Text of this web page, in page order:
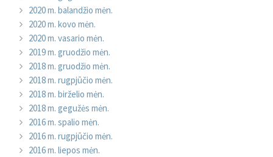
2020 m. balandžio mėn.
2020 m. kovo mėn.
2020 m. vasario mėn.
2019 m. gruodžio mėn.
2018 m. gruodžio mėn.
2018 m. rugpjūčio mėn.
2018 m. birželio mėn.
2018 m. gegužės mėn.
2016 m. spalio mėn.
2016 m. rugpjūčio mėn.
2016 m. liepos mėn.